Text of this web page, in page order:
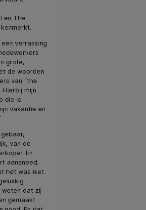
en The
verrassing
grote,
de woorden
van “the
mijn
die is
vakantie en
van de
En
aansneed,
het was niet
dat zij
gemaakt